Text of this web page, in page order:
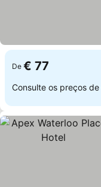
De € 77
Consulte os preços de